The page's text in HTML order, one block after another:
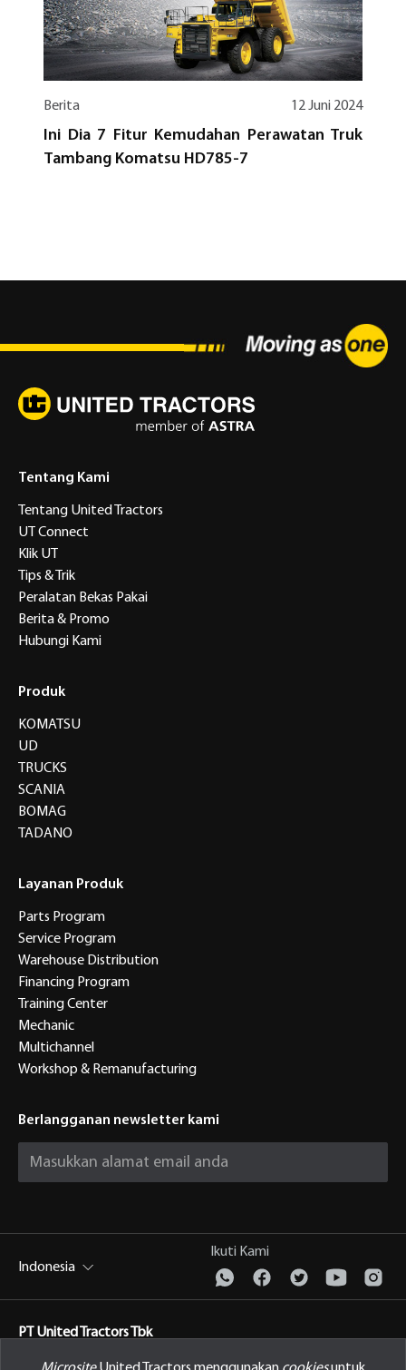
Berita 12 Juni 2024
Ini Dia 7 Fitur Kemudahan Perawatan Truk
Tambang Komatsu HD785-7
Tentang Kami
Tentang United Tractors
UT Connect
Klik UT
Tips & Trik
Peralatan Bekas Pakai
Berita & Promo
Hubungi Kami
Produk
KOMATSU
UD
TRUCKS
SCANIA
BOMAG
TADANO
Layanan Produk
Parts Program
Service Program
Warehouse Distribution
Financing Program
Training Center
Mechanic
Multichannel
Workshop & Remanufacturing
Berlangganan newsletter kami
Indonesia
Ikuti Kami
PT United Tractors Tbk